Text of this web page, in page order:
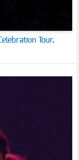
Tour,